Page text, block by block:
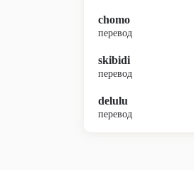
chomo
перевод
skibidi
перевод
delulu
перевод